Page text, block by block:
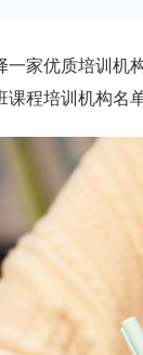
家优质培训
程培训机构名